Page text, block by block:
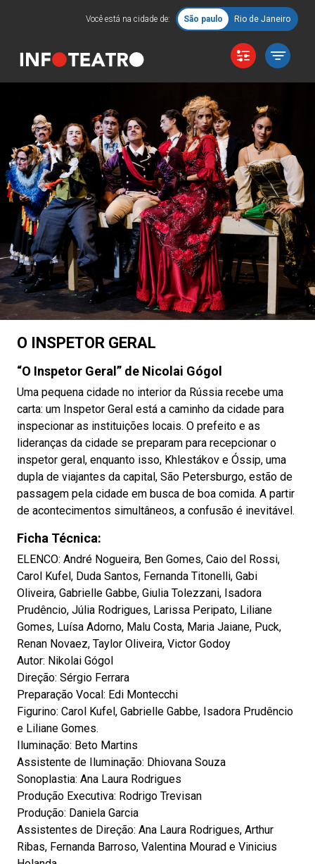
Você está na cidade de: São paulo Rio de Janeiro
O INSPETOR GERAL
“O Inspetor Geral” de Nicolai Gógol
Uma pequena cidade no interior da Rússia recebe uma
carta: um Inspetor Geral está a caminho da cidade para
inspecionar as instituições locais. O prefeito e as
lideranças da cidade se preparam para recepcionar o
inspetor geral, enquanto isso, Khlestákov e Óssip, uma
dupla de viajantes da capital, São Petersburgo, estão de
passagem pela cidade em busca de boa comida. A partir
de acontecimentos simultâneos, a confusão é inevitável.
Ficha Técnica:
ELENCO: André Nogueira, Ben Gomes, Caio del Rossi,
Carol Kufel, Duda Santos, Fernanda Titonelli, Gabi
Oliveira, Gabrielle Gabbe, Giulia Tolezzani, Isadora
Prudêncio, Júlia Rodrigues, Larissa Peripato, Liliane
Gomes, Luísa Adorno, Malu Costa, Maria Jaiane, Puck,
Renan Novaez, Taylor Oliveira, Victor Godoy
Autor: Nikolai Gógol
Direção: Sérgio Ferrara
Preparação Vocal: Edi Montecchi
Figurino: Carol Kufel, Gabrielle Gabbe, Isadora Prudêncio
e Liliane Gomes.
Iluminação: Beto Martins
Assistente de Iluminação: Dhiovana Souza
Sonoplastia: Ana Laura Rodrigues
Produção Executiva: Rodrigo Trevisan
Produção: Daniela Garcia
Assistentes de Direção: Ana Laura Rodrigues, Arthur
Ribas, Fernanda Barroso, Valentina Mourad e Vinicius